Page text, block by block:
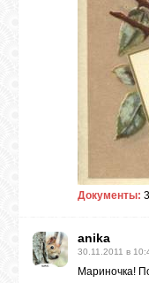
Документы:
anika
30.11.2011 в
Мариночка!